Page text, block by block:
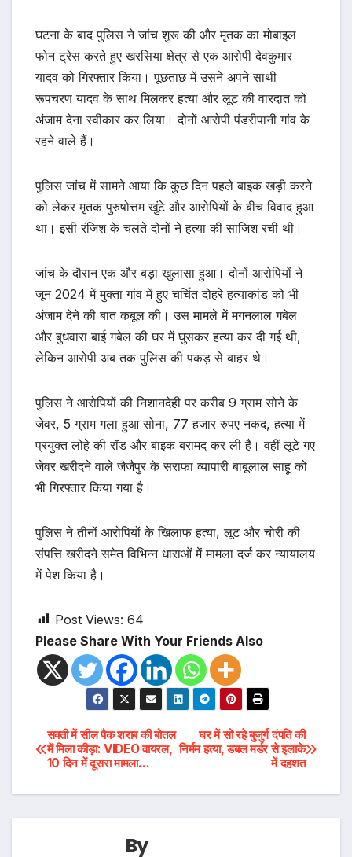
घटना के बाद पुलिस ने जांच शुरू की और मृतक का मोबाइल
फोन ट्रेस करते हुए खरसिया क्षेत्र से एक आरोपी देवकुमार
यादव को गिरफ्तार किया। पूछताछ में उसने अपने साथी
रूपचरण यादव के साथ मिलकर हत्या और लूट की वारदात को
अंजाम देना स्वीकार कर लिया। दोनों आरोपी पंडरीपानी गांव के
रहने वाले हैं।
पुलिस जांच में सामने आया कि कुछ दिन पहले बाइक खड़ी करने
को लेकर मृतक पुरुषोत्तम खुंटे और आरोपियों के बीच विवाद हुआ
था। इसी रंजिश के चलते दोनों ने हत्या की साजिश रची थी।
जांच के दौरान एक और बड़ा खुलासा हुआ। दोनों आरोपियों ने
जून 2024 में मुक्ता गांव में हुए चर्चित दोहरे हत्याकांड को भी
अंजाम देने की बात कबूल की। उस मामले में मगनलाल गबेल
और बुधवारा बाई गबेल की घर में घुसकर हत्या कर दी गई थी,
लेकिन आरोपी अब तक पुलिस की पकड़ से बाहर थे।
पुलिस ने आरोपियों की निशानदेही पर करीब 9 ग्राम सोने के
जेवर, 5 ग्राम गला हुआ सोना, 77 हजार रुपए नकद, हत्या में
प्रयुक्त लोहे की रॉड और बाइक बरामद कर ली है। वहीं लूटे गए
जेवर खरीदने वाले जैजैपुर के सराफा व्यापारी बाबूलाल साहू को
भी गिरफ्तार किया गया है।
पुलिस ने तीनों आरोपियों के खिलाफ हत्या, लूट और चोरी की
संपत्ति खरीदने समेत विभिन्न धाराओं में मामला दर्ज कर न्यायालय
में पेश किया है।
Post Views: 64
Please Share With Your Friends Also
Post
navigation
घर में सो रहे बुजुर्ग दंपति की
निर्मम हत्या, डबल मर्डर से इलाके
में दहशत
सक्ती में सील पैक शराब की बोतल
में मिला कीड़ा: VIDEO वायरल,
10 दिन में दूसरा मामला…
By